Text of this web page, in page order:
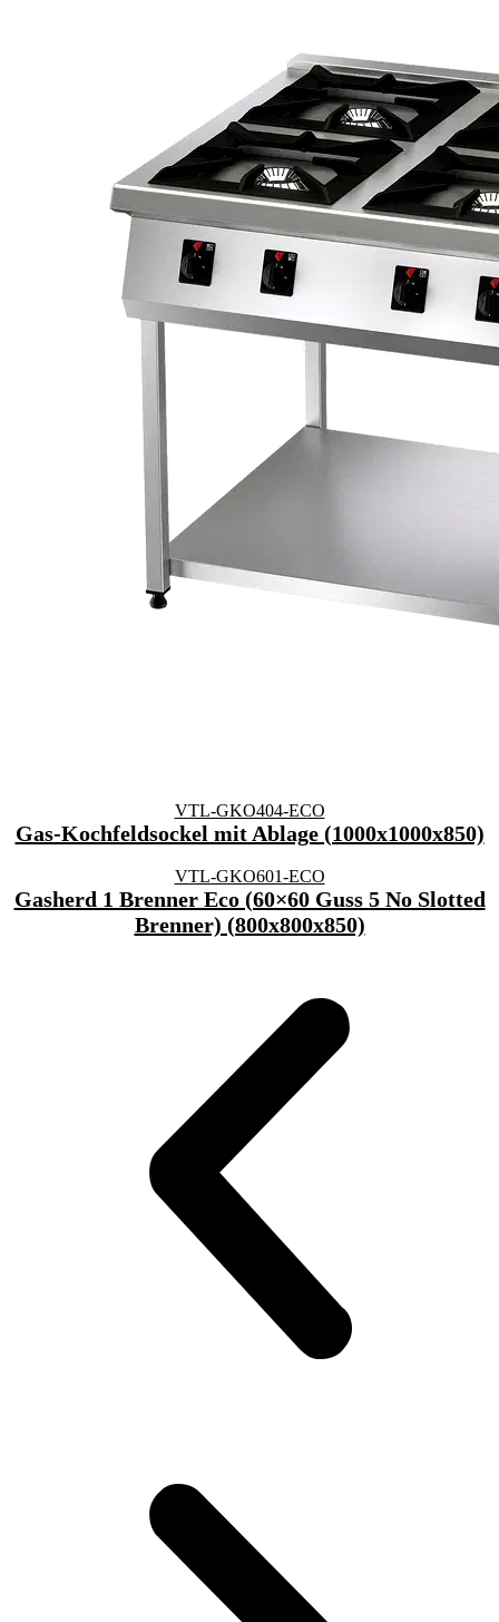
VTL-GKO404-ECO
Gas-Kochfeldsockel mit Ablage (1000x1000x850)
VTL-GKO601-ECO
Gasherd 1 Brenner Eco (60×60 Guss 5 No Slotted
Brenner) (800x800x850)